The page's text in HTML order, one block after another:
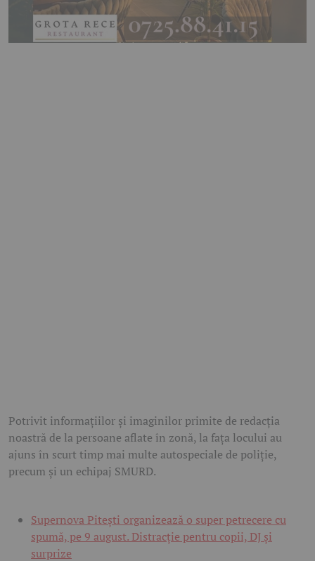
Potrivit informațiilor și imaginilor primite de redacția
noastră de la persoane aflate în zonă, la fața locului au
ajuns în scurt timp mai multe autospeciale de poliție,
precum și un echipaj SMURD.
Supernova Pitești organizează o super petrecere cu
spumă, pe 9 august. Distracție pentru copii, DJ și
surprize